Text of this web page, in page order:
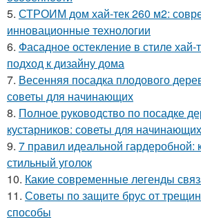
5. СТРОИМ дом хай-тек 260 м2:
инновационные технологии
6. Фасадное остекление в стиле
подход к дизайну дома
7. Весенняя посадка плодового
советы для начинающих
8. Полное руководство по посадке
кустарников: советы для начинающих
9. 7 правил идеальной гардеробной:
стильный уголок
10. Какие современные легенды
11. Советы по защите брус от
способы